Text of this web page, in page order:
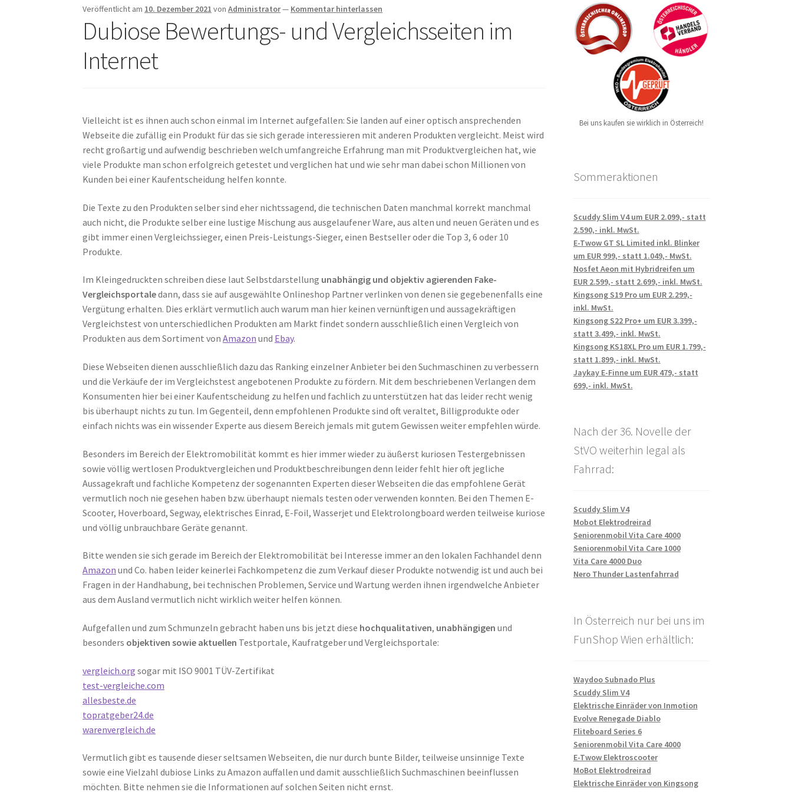
Veröffentlicht am 10. Dezember 2021 vonAdministrator— Kommentar hinterlassen
Dubiose Bewertungs- und Vergleichsseiten im
Internet
Vielleicht ist es ihnen auch schon einmal im Internet aufgefallen: Sie landen auf einer optisch ansprechenden
Webseite die zufällig ein Produkt für das sie sich gerade interessieren mit anderen Produkten vergleicht. Meist wird
recht großartig und aufwendig beschrieben welch umfangreiche Erfahrung man mit Produktvergleichen hat, wie
viele Produkte man schon erfolgreich getestet und verglichen hat und wie sehr man dabei schon Millionen von
Kunden bei einer Kaufentscheidung helfen konnte.
Die Texte zu den Produkten selber sind eher nichtssagend, die technischen Daten manchmal korrekt manchmal
auch nicht, die Produkte selber eine lustige Mischung aus ausgelaufener Ware, aus alten und neuen Geräten und es
gibt immer einen Vergleichssieger, einen Preis-Leistungs-Sieger, einen Bestseller oder die Top 3, 6 oder 10
Produkte.
Im Kleingedruckten schreiben diese laut Selbstdarstellung unabhängig und objektiv agierenden Fake-
Vergleichsportaledann, dass sie auf ausgewählte Onlineshop Partner verlinken von denen sie gegebenenfalls eine
Vergütung erhalten. Dies erklärt vermutlich auch warum man hier keinen vernünftigen und aussagekräftigen
Vergleichstest von unterschiedlichen Produkten am Markt findet sondern ausschließlich einen Vergleich von
Produkten aus dem Sortiment vonAmazon und Ebay.
Diese Webseiten dienen ausschließlich dazu das Ranking einzelner Anbieter bei den Suchmaschinen zu verbessern
und die Verkäufe der im Vergleichstest angebotenen Produkte zu fördern. Mit dem beschriebenen Verlangen dem
Konsumenten hier bei einer Kaufentscheidung zu helfen und fachlich zu unterstützen hat das leider recht wenig
bis überhaupt nichts zu tun. Im Gegenteil, denn empfohlenen Produkte sind oft veraltet, Billigprodukte oder
einfach nichts was ein wissender Experte aus diesem Bereich jemals mit gutem Gewissen weiter empfehlen würde.
Besonders im Bereich der Elektromobilität kommt es hier immer wieder zu äußerst kuriosen Testergebnissen
sowie völlig wertlosen Produktvergleichen und Produktbeschreibungen denn leider fehlt hier oft jegliche
Aussagekraft und fachliche Kompetenz der sogenannten Experten dieser Webseiten die das empfohlene Gerät
vermutlich noch nie gesehen haben bzw. überhaupt niemals testen oder verwenden konnten. Bei den Themen E-
Scooter, Hoverboard, Segway, elektrisches Einrad, E-Foil, Wasserjet und Elektrolongboard werden teilweise kuriose
und völlig unbrauchbare Geräte genannt.
Bitte wenden sie sich gerade im Bereich der Elektromobilität bei Interesse immer an den lokalen Fachhandel denn
Amazon und Co. haben leider keinerlei Fachkompetenz die zum Verkauf dieser Produkte notwendig ist und auch bei
Fragen in der Handhabung, bei technischen Problemen, Service und Wartung werden ihnen irgendwelche Anbieter
aus dem Ausland vermutlich nicht wirklich weiter helfen können.
Aufgefallen und zum Schmunzeln gebracht haben uns bis jetzt diese hochqualitativen, unabhängigen und
besonders objektiven sowie aktuellen Testportale, Kaufratgeber und Vergleichsportale:
vergleich.org sogar mit ISO 9001 TÜV-Zertifikat
test-vergleiche.com
allesbeste.de
topratgeber24.de
warenvergleich.de
Vermutlich gibt es tausende dieser seltsamen Webseiten, die nur durch bunte Bilder, teilweise unsinnige Texte
sowie eine Vielzahl dubiose Links zu Amazon auffallen und damit ausschließlich Suchmaschinen beeinflussen
möchten. Bitte nehmen sie die Informationen auf solchen Seiten nicht ernst.
Bei uns kaufen sie wirklich in Österreich!
Sommeraktionen
Scuddy Slim V4 um EUR 2.099,- statt
2.590,- inkl. MwSt.
E-Twow GT SL Limited inkl. Blinker
um EUR 999,- statt 1.049,- MwSt.
Nosfet Aeon mit Hybridreifen um
EUR 2.599,- statt 2.699,- inkl. MwSt.
Kingsong S19 Pro um EUR 2.299,-
inkl. MwSt.
Kingsong S22 Pro+ um EUR 3.399,-
statt 3.499,- inkl. MwSt.
Kingsong KS18XL Pro um EUR 1.799,-
statt 1.899,- inkl. MwSt.
Jaykay E-Finne um EUR 479,- statt
699,- inkl. MwSt.
Nach der 36. Novelle der
StVO weiterhin legal als
Fahrrad:
Scuddy Slim V4
Mobot Elektrodreirad
Seniorenmobil Vita Care 4000
Seniorenmobil Vita Care 1000
Vita Care 4000 Duo
Nero Thunder Lastenfahrrad
In Österreich nur bei uns im
FunShop Wien erhältlich:
Waydoo Subnado Plus
Scuddy Slim V4
Elektrische Einräder von Inmotion
Evolve Renegade Diablo
Fliteboard Series 6
Seniorenmobil Vita Care 4000
E-Twow Elektroscooter
MoBot Elektrodreirad
Elektrische Einräder von Kingsong